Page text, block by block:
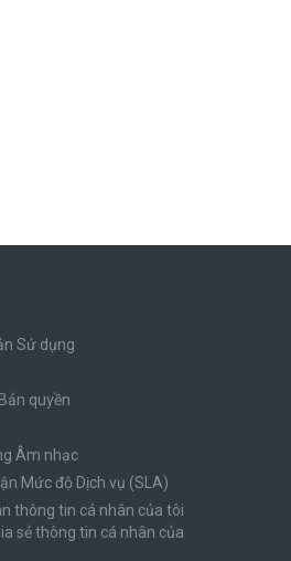
Sử dụng
quyền
Âm nhạc
Mức độ Dịch vụ (SLA)
thông tin cá nhân của tôi
sẻ thông tin cá nhân của